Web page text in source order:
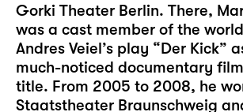
Gorki Theater Berlin. There,
was a cast member of the
Andres Veiel’s play “Der Kick”
much-noticed documentary
title. From 2005 to 2008, he
Staatstheater Braunschweig